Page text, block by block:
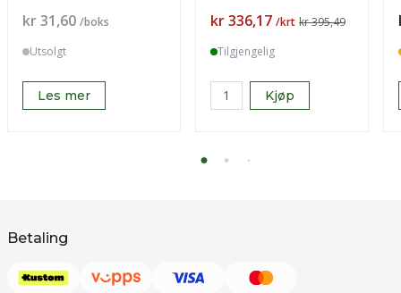
Pris
kr 31,60 /boks
Utsolgt
Les mer
Pris
kr 336,17 /krt kr 395,49
Tilgjengelig
Kjøp
Betaling